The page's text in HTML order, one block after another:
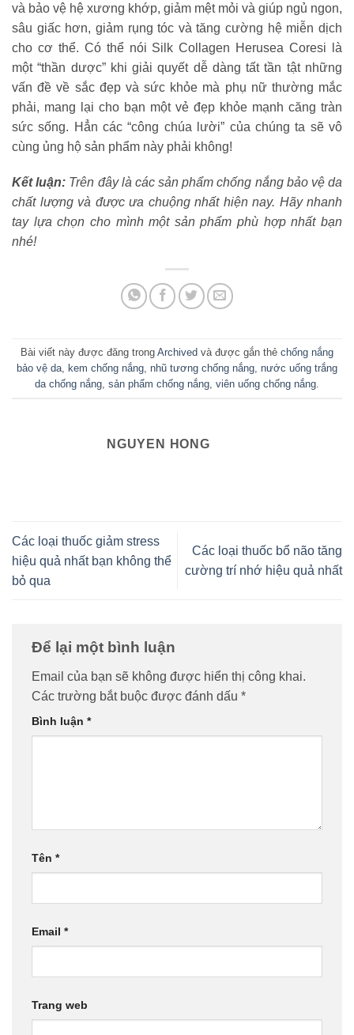
và bảo vệ hệ xương khớp, giảm mệt mỏi và giúp ngủ ngon,
sâu giấc hơn, giảm rụng tóc và tăng cường hệ miễn dịch
cho cơ thể. Có thể nói Silk Collagen Herusea Coresi là
một “thần dược” khi giải quyết dễ dàng tất tần tật những
vấn đề về sắc đẹp và sức khỏe mà phụ nữ thường mắc
phải, mang lại cho bạn một vẻ đẹp khỏe mạnh căng tràn
sức sống. Hẳn các “công chúa lười” của chúng ta sẽ vô
cùng ủng hộ sản phẩm này phải không!
Kết luận: Trên đây là các sản phẩm chống nắng bảo vệ da
chất lượng và được ưa chuộng nhất hiện nay. Hãy nhanh
tay lựa chọn cho mình một sản phẩm phù hợp nhất bạn
nhé!
Bài viết này được đăng trong Archived và được gắn thẻ chống nắng
bảo vệ da
kem chống nắng nhũ tương chống nắng nước uống trắng
da chống nắng sản phẩm chống nắng viên uống chống nắng
NGUYEN HONG
Các loại thuốc giảm stress
hiệu quả nhất bạn không thể
bỏ qua
Các loại thuốc bổ não tăng
cường trí nhớ hiệu quả nhất
Để lại một bình luận
Email của bạn sẽ không được hiển thị công khai.
Các trường bắt buộc được đánh dấu *
Bình luận *
Tên *
Email *
Trang web